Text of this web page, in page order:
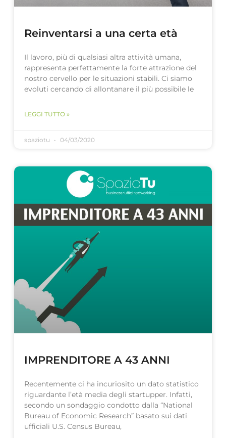
Reinventarsi a una certa età
Il lavoro, più di qualsiasi altra attività umana,
rappresenta perfettamente la forte attrazione del
nostro cervello per le situazioni stabili. Ci siamo
evoluti cercando di allontanare il più possibile le
LEGGI TUTTO »
spaziotu 04/03/2020
IMPRENDITORE A 43 ANNI
Recentemente ci ha incuriosito un dato statistico
riguardante l’età media degli startupper. Infatti,
secondo un sondaggio condotto dalla “National
Bureau of Economic Research” basato sui dati
ufficiali U.S. Census Bureau,